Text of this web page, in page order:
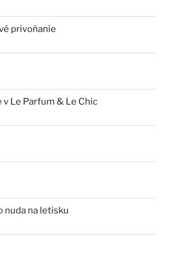
privoňanie
v Le Parfum & Le Chic
nuda na letisku